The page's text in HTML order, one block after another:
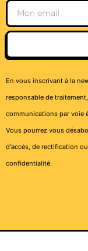
Email
En vous inscrivant à la
responsable de
communications par voie
Vous pourrez vous
d’accès, de rectification
confidentialité.